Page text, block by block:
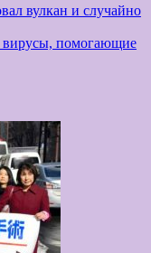
вулкан и случайно
вирусы, помогающие